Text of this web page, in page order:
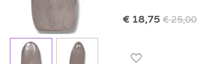
€ 18,75 € 25,00